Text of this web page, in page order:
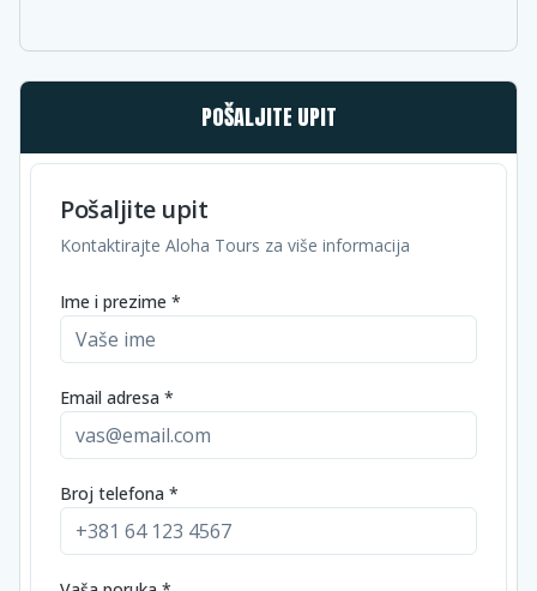
POŠALJITE UPIT
Pošaljite upit
Kontaktirajte Aloha Tours za više informacija
Ime i prezime *
Email adresa *
Broj telefona *